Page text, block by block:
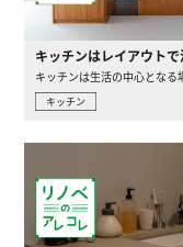
キッチン